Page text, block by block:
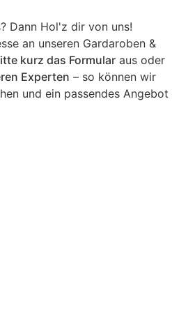
Dann Hol'z dir von uns!
an unseren Gardaroben &
kurz das Formular aus oder
Experten – so können wir
und ein passendes Angebot